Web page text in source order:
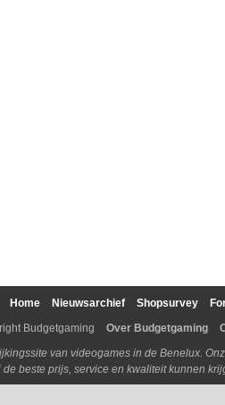
Home Nieuwsarchief Shopsurvey
Budgetgaming
Over Budgetgaming
van videogames in de Benelux.
beste prijs, service en kwaliteit kunnen